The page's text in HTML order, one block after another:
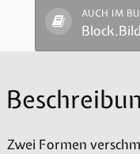
AUCH IM
Zwei Formen